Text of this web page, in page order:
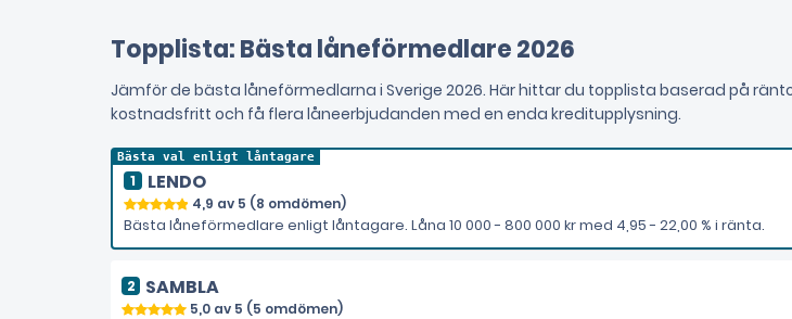
Topplista: Bästa låneförmedlare 2026
Jämför de bästa låneförmedlarna i Sverige 2026. Här hittar du topplista baserad på
kostnadsfritt och få flera låneerbjudanden med en enda kreditupplysning.
LENDO
4,9 av 5 (8 omdömen)
Bästa låneförmedlare enligt låntagare. Låna 10 000 - 800 000 kr med 4,95 - 22,00 % i ränta.
SAMBLA
5,0 av 5 (5 omdömen)